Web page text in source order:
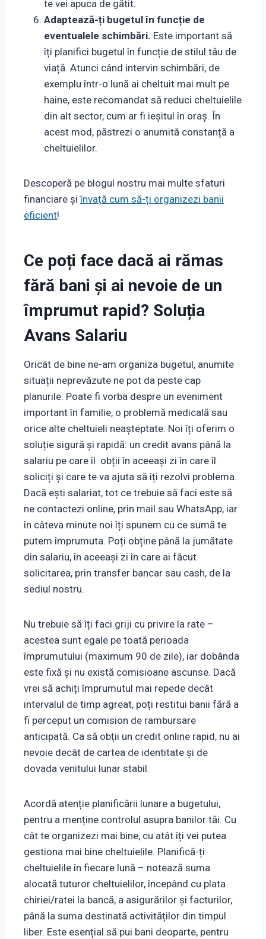
te vei apuca de gătit.
Adaptează-ți bugetul în funcție de
eventualele schimbări. Este important să
îți planifici bugetul în funcție de stilul tău de
viață. Atunci când intervin schimbări, de
exemplu într-o lună ai cheltuit mai mult pe
haine, este recomandat să reduci cheltuielile
din alt sector, cum ar fi ieșitul în oraș. În
acest mod, păstrezi o anumită constanță a
cheltuielilor.
Descoperă pe blogul nostru mai multe sfaturi
financiare șiînvață cum să-ți organizezi banii
eficient!
Ce poți face dacă ai rămas
fără bani și ai nevoie de un
împrumut rapid? Soluția
Avans Salariu
Oricât de bine ne-am organiza bugetul, anumite
situații neprevăzute ne pot da peste cap
planurile. Poate fi vorba despre un eveniment
important în familie, o problemă medicală sau
orice alte cheltuieli neașteptate. Noi îți oferim o
soluție sigură și rapidă: un credit avans până la
salariu pe care îl obții în aceeași zi în care îl
soliciți și care te va ajuta să îți rezolvi problema.
Dacă ești salariat, tot ce trebuie să faci este să
ne contactezi online, prin mail sau WhatsApp, iar
în câteva minute noi îți spunem cu ce sumă te
putem împrumuta. Poți obține până la jumătate
din salariu, în aceeași zi în care ai făcut
solicitarea, prin transfer bancar sau cash, de la
sediul nostru.
Nu trebuie să îți faci griji cu privire la rate –
acestea sunt egale pe toată perioada
împrumutului (maximum 90 de zile), iar dobânda
este fixă și nu există comisioane ascunse. Dacă
vrei să achiți împrumutul mai repede decât
intervalul de timp agreat, poți restitui banii fără a
fi perceput un comision de rambursare
anticipată. Ca să obții un credit online rapid, nu ai
nevoie decât de cartea de identitate și de
dovada venitului lunar stabil.
Acordă atenție planificării lunare a bugetului,
pentru a menține controlul asupra banilor tăi. Cu
cât te organizezi mai bine, cu atât îți vei putea
gestiona mai bine cheltuielile. Planifică-ți
cheltuielile în fiecare lună – notează suma
alocată tuturor cheltuielilor, începând cu plata
chiriei/ratei la bancă, a asigurărilor și facturilor,
până la suma destinată activităților din timpul
liber. Este esențial să pui bani deoparte, pentru